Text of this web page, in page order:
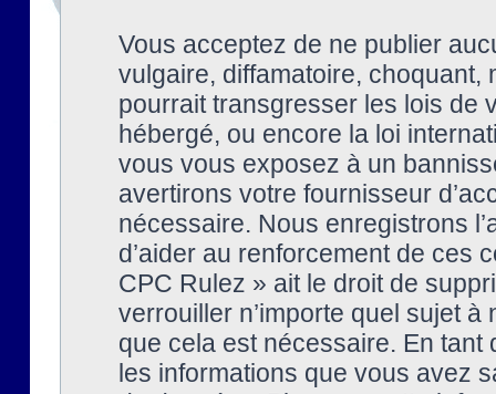
Vous acceptez de ne publier
vulgaire, diffamatoire, choquant,
pourrait transgresser les lois de
hébergé, ou encore la loi
vous vous exposez à un
avertirons votre fournisseur
nécessaire. Nous enregistrons
d’aider au renforcement de ces
CPC Rulez » ait le droit de
verrouiller n’importe quel sujet à
que cela est nécessaire. En tant
les informations que vous avez